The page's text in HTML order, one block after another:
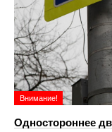
Внимание!
Одностороннее